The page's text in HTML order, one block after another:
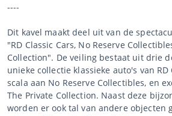
----
Dit kavel maakt deel uit van de
"RD Classic Cars, No Reserve
Collection". De veiling bestaat uit drie
unieke collectie klassieke auto's van RD
scala aan No Reserve Collectibles, en
The Private Collection. Naast deze
worden er ook tal van andere objecten